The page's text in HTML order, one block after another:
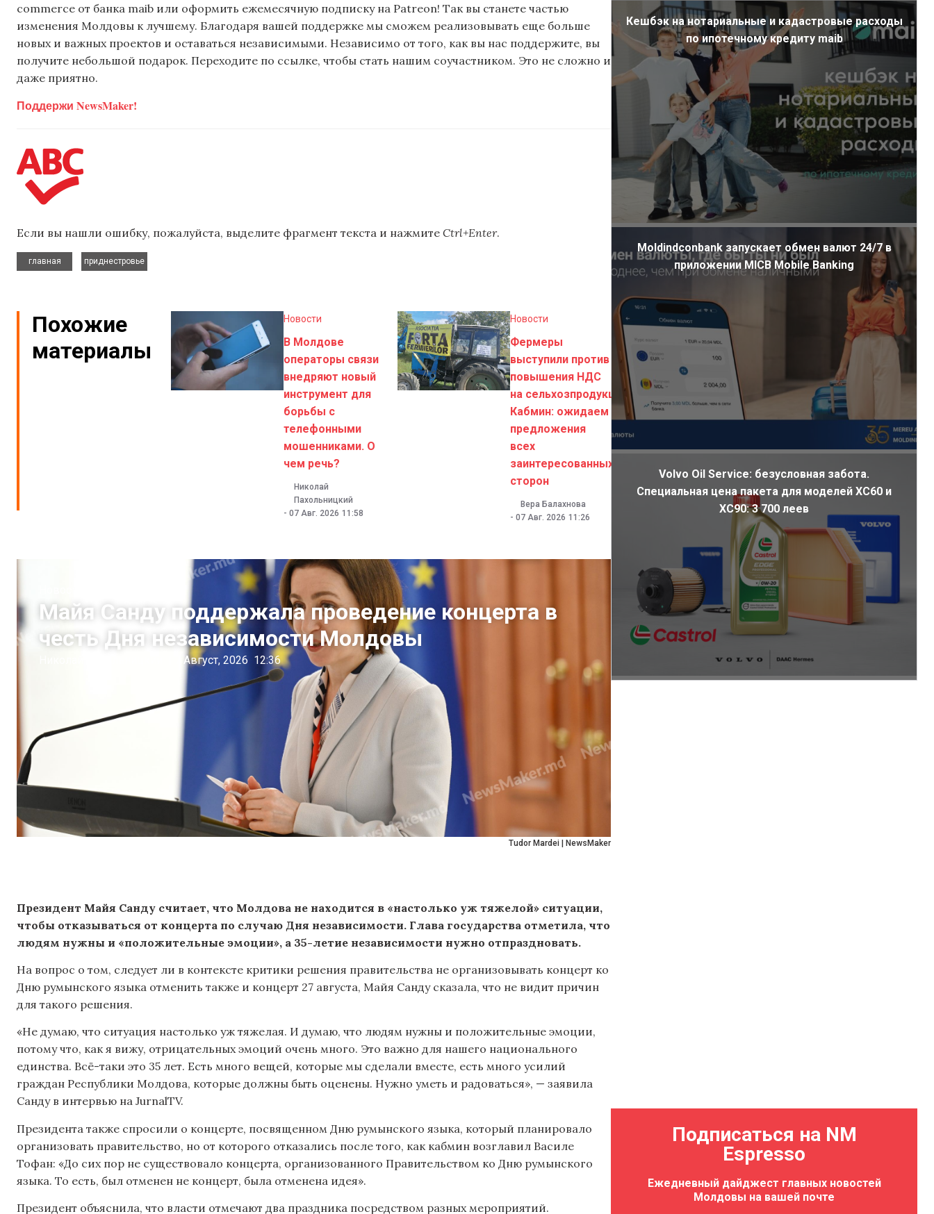
commerce от банка maib или оформить ежемесячную подписку на Patreon! Так вы станете частью
изменения Молдовы к лучшему. Благодаря вашей поддержке мы сможем реализовывать еще больше
новых и важных проектов и оставаться независимыми. Независимо от того, как вы нас поддержите, вы
получите небольшой подарок. Переходите по ссылке, чтобы стать нашим соучастником. Это не сложно и
даже приятно.
Поддержи NewsMaker!
Если вы нашли ошибку, пожалуйста, выделите фрагмент текста и нажмите Ctrl+Enter.
главная
приднестровье
Похожие
материалы
Новости
В Молдове
операторы связи
внедряют новый
инструмент для
борьбы с
телефонными
мошенниками. О
чем речь?
Николай
Пахольницкий
- 07 Авг. 2026 11:58
Новости
Фермеры
выступили против
повышения НДС
на сельхозпродукцию.
Кабмин: ожидаем
предложения
всех
заинтересованных
сторон
Вера Балахнова
- 07 Авг. 2026 11:26
Tudor Mardei | NewsMaker
Майя Санду поддержала проведение концерта в
честь Дня независимости Молдовы
7 Август, 2026 12:36
Президент Майя Санду считает, что Молдова не находится в «настолько уж тяжелой» ситуации,
чтобы отказываться от концерта по случаю Дня независимости. Глава государства отметила, что
людям нужны и «положительные эмоции», а 35-летие независимости нужно отпраздновать.
На вопрос о том, следует ли в контексте критики решения правительства не организовывать концерт ко
Дню румынского языка отменить также и концерт 27 августа, Майя Санду сказала, что не видит причин
для такого решения.
«Не думаю, что ситуация настолько уж тяжелая. И думаю, что людям нужны и положительные эмоции,
потому что, как я вижу, отрицательных эмоций очень много. Это важно для нашего национального
единства. Всё-таки это 35 лет. Есть много вещей, которые мы сделали вместе, есть много усилий
граждан Республики Молдова, которые должны быть оценены. Нужно уметь и радоваться», — заявила
Санду в интервью на JurnalTV.
Президента также спросили о концерте, посвященном Дню румынского языка, который планировало
организовать правительство, но от которого отказались после того, как кабмин возглавил Василе
Тофан: «До сих пор не существовало концерта, организованного Правительством ко Дню румынского
языка. То есть, был отменен не концерт, была отменена идея».
Президент объяснила, что власти отмечают два праздника посредством разных мероприятий.
Кешбэк на нотариальные и кадастровые расходы
по ипотечному кредиту maib
Moldindconbank запускает обмен валют 24/7 в
приложении MICB Mobile Banking
Volvo Oil Service: безусловная забота.
Специальная цена пакета для моделей XC60 и
XC90: 3 700 леев
Подписаться на NM
Espresso
Ежедневный дайджест главных новостей
Молдовы на вашей почте